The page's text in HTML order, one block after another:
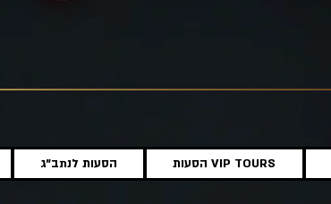
הסעות לנתב"ג הסעות VIP TOURS